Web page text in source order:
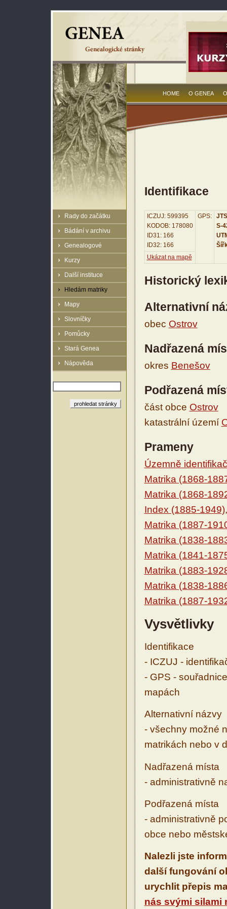
Rady do začátku
Bádání v archivu
Genealogové
Kurzy
Další instituce
Hledám matriky
Mapy
Slovníčky
Pomůcky
Stará Genea
Nápověda
HOME O GENEA
Identifikace
ICZUJ: 599395
KODOB: 178080
ID31: 166
ID32: 166
GPS:
S-
Ukázat na mapě
Historický
Alternativní
obec Ostrov
Nadřazená
okres Benešov
Podřazená
část obce Ostrov
katastrální území
Prameny
Územně
Matrika (1868-
Matrika (1868-
Index (1885-1949)
Matrika (1887-
Matrika (1838-
Matrika (1841-
Matrika (1883-
Matrika (1838-
Matrika (1887-
Vysvětlivky
Identifikace
- ICZUJ -
- GPS -
mapách
Alternativní názvy
- všechny možné
matrikách nebo v
Nadřazená místa
- administrativně
Podřazená místa
- administrativně
obce nebo
Nalezli jste
další fungování
urychlit přepis
nás svými silami